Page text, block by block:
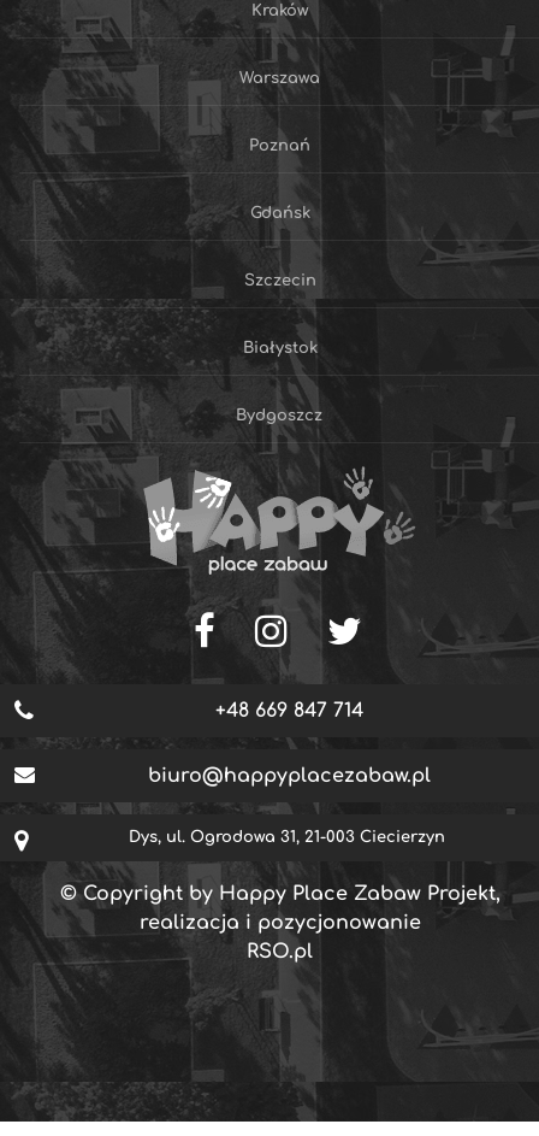
Kraków
Warszawa
Poznań
Gdańsk
Szczecin
Białystok
Bydgoszcz
+48 669 847 714
biuro@happyplacezabaw.pl
Dys, ul. Ogrodowa 31, 21-003 Ciecierzyn
© Copyright by Happy Place Zabaw Projekt,
realizacja i pozycjonowanie
RSO.pl